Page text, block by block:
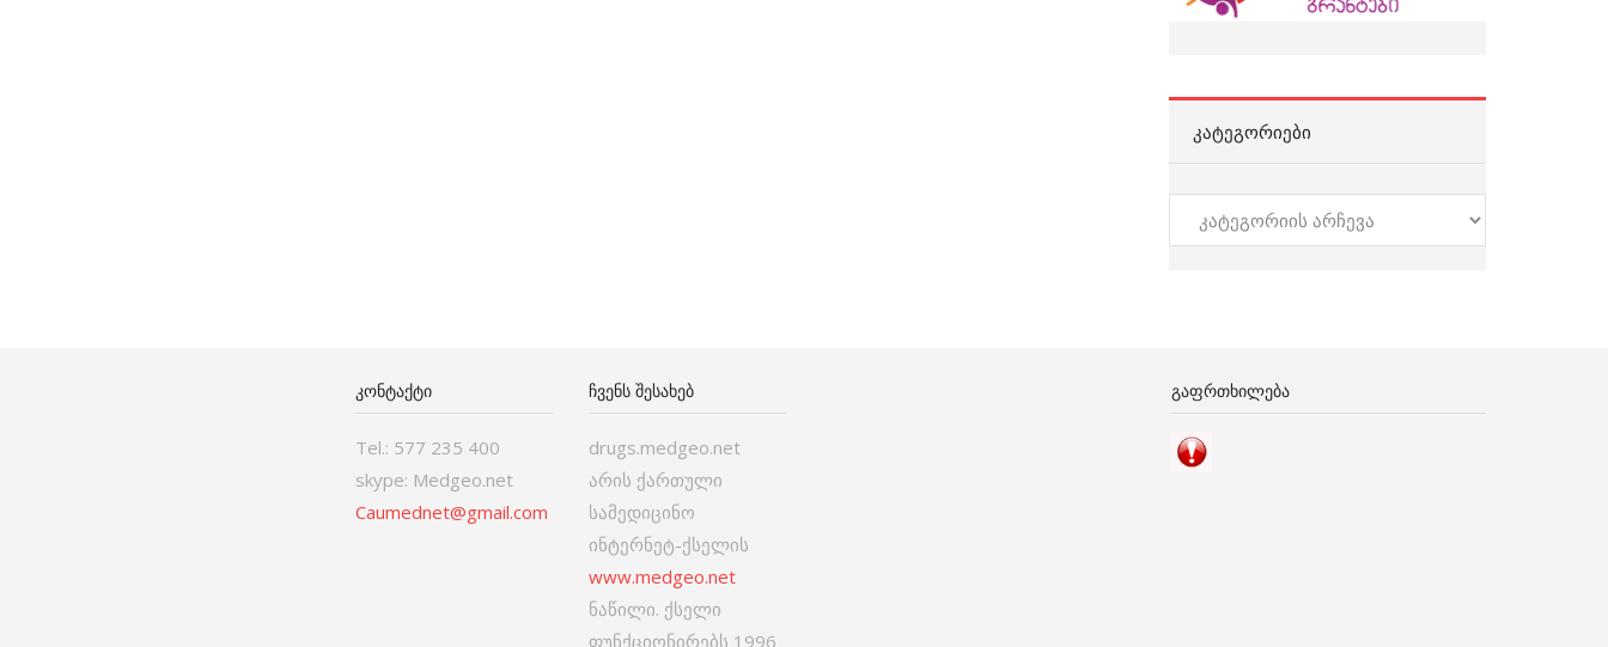
ᲙᲐᲢᲔᲒᲝᲠᲘᲔᲑᲘ
კატეგორიები
ᲙᲝᲜᲢᲐᲥᲢᲘ
Tel.: 577 235 400
skype: Medgeo.net
Caumednet@gmail.com
ᲩᲕᲔᲜᲡ ᲨᲔᲡᲐᲮᲔᲑ
drugs.medgeo.net
არის ქართული
სამედიცინო
ინტერნეტ-ქსელის
www.medgeo.net
ნაწილი. ქსელი
ფუნქციონირებს 1996
ᲒᲐᲤᲠᲗᲮᲘᲚᲔᲑᲐ